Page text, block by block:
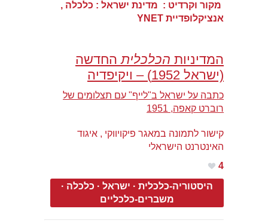
מקור וקרדיט : מדינת ישראל : כלכלה ,
אנציקלופדיית YNET
המדיניות הכלכליתהחדשה
(ישראל 1952) – ויקיפדיה
כתבה על ישראל ב"לייף" עם תצלומים של
רוברט קאפה, 1951
קישור לתמונה במאגר פיקויווקי , איגוד
האינטרנט הישראלי
4
היסטוריה-כלכלית · ישראל · כלכלה ·
משברים-כלכליים